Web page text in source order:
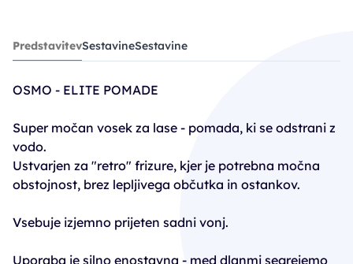
vosek OSM Elite Pomade
14,20€
PredstavitevSestavineSestavine
OSMO - ELITE POMADE
Super močan vosek za lase - pomada, ki se odstrani z
vodo.
Ustvarjen za "retro" frizure, kjer je potrebna močna
obstojnost, brez lepljivega občutka in ostankov.
Vsebuje izjemno prijeten sadni vonj.
Uporaba je silno enostavna - med dlanmi segrejemo